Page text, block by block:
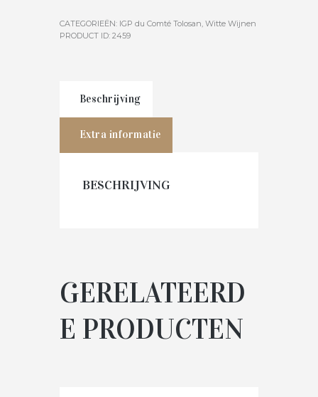
CATEGORIEËN: IGP du Comté Tolosan, Witte Wijnen
PRODUCT ID: 2459
Beschrijving
Extra informatie
BESCHRIJVING
GERELATEERD
E PRODUCTEN